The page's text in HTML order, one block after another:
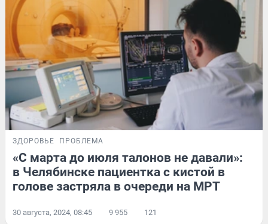
ЗДОРОВЬЕ ПРОБЛЕМА
«С марта до июля талонов не давали»:
в Челябинске пациентка с кистой в
голове застряла в очереди на МРТ
30 августа, 2024, 08:45 9 955 121